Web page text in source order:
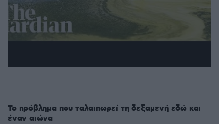
Το πρόβλημα που ταλαιπωρεί τη δεξαμενή εδώ και
έναν αιώνα